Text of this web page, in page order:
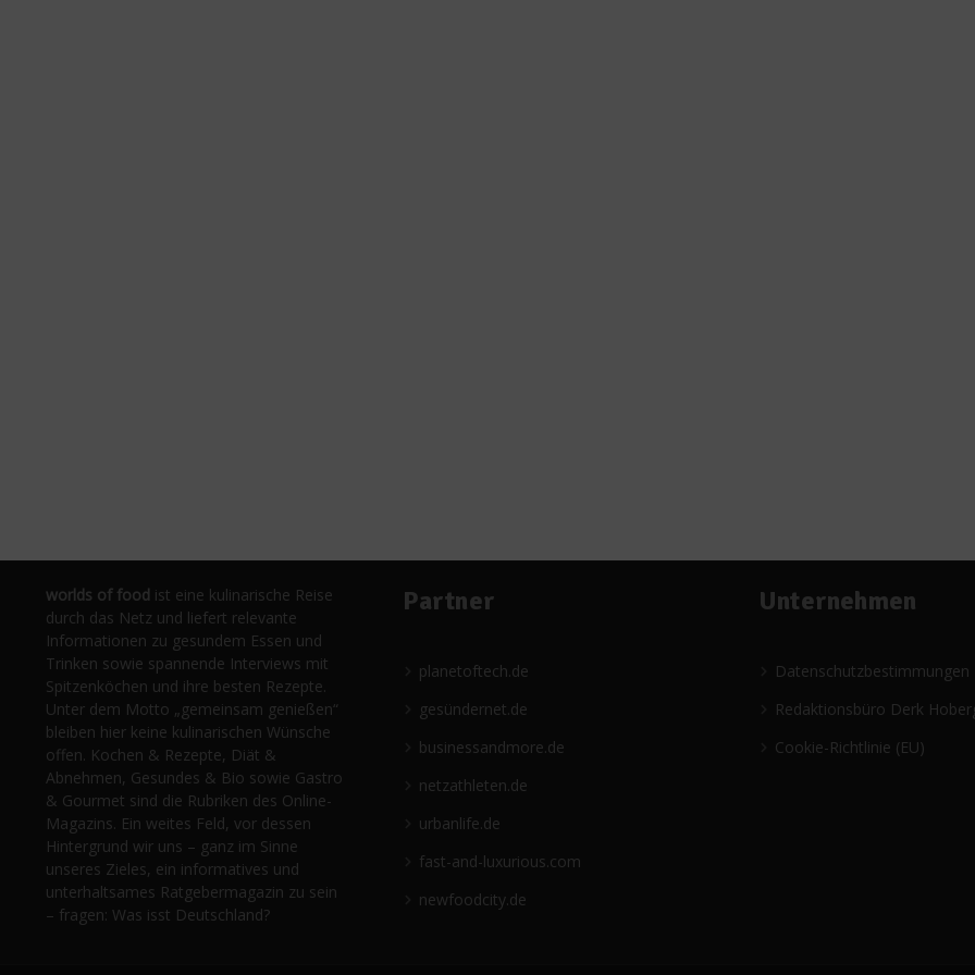
worlds of food ist eine kulinarische Reise
durch das Netz und liefert relevante
Informationen zu gesundem Essen und
Trinken sowie spannende Interviews mit
Spitzenköchen und ihre besten Rezepte.
Unter dem Motto „gemeinsam genießen“
bleiben hier keine kulinarischen Wünsche
offen. Kochen & Rezepte, Diät &
Abnehmen, Gesundes & Bio sowie Gastro
& Gourmet sind die Rubriken des Online-
Magazins. Ein weites Feld, vor dessen
Hintergrund wir uns – ganz im Sinne
unseres Zieles, ein informatives und
unterhaltsames Ratgebermagazin zu sein
– fragen: Was isst Deutschland?
Partner
planetoftech.de
gesündernet.de
businessandmore.de
netzathleten.de
urbanlife.de
fast-and-luxurious.com
newfoodcity.de
Unternehmen
Datenschutzbestimmungen
Redaktionsbüro Derk
Cookie-Richtlinie (EU)